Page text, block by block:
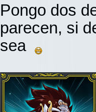
Pongo dos
parecen, si
sea